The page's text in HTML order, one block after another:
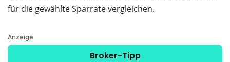
für die gewählte Sparrate vergleichen.